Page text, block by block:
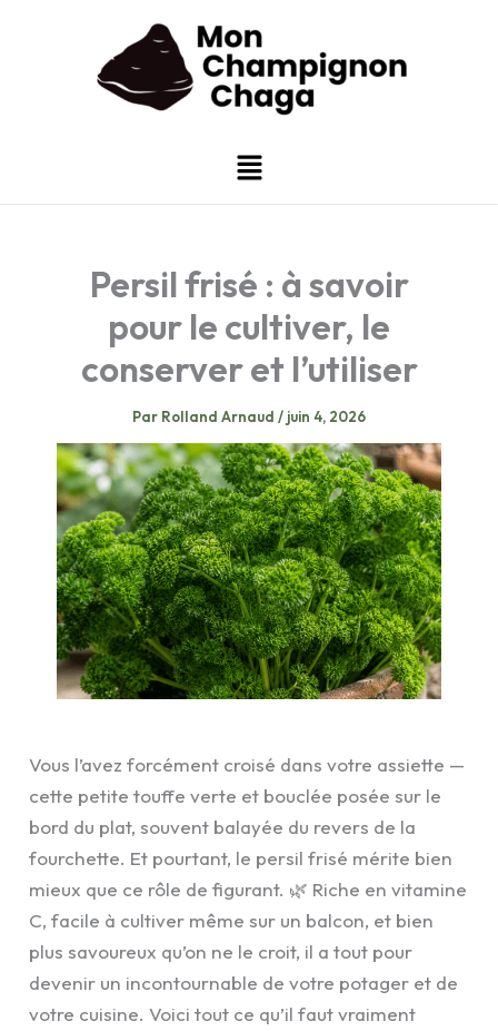
Menu
Persil frisé : à savoir
pour le cultiver, le
conserver et l’utiliser
Par Rolland Arnaud / juin 4, 2026
Vous l’avez forcément croisé dans votre assiette —
cette petite touffe verte et bouclée posée sur le
bord du plat, souvent balayée du revers de la
fourchette. Et pourtant, le persil frisé mérite bien
mieux que ce rôle de figurant. 🌿 Riche en vitamine
C, facile à cultiver même sur un balcon, et bien
plus savoureux qu’on ne le croit, il a tout pour
devenir un incontournable de votre potager et de
votre cuisine. Voici tout ce qu’il faut vraiment